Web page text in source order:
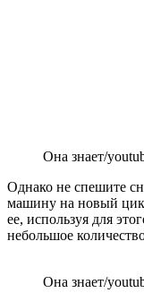
Она знает/
Однако не спешите
машину на новый
ее, используя для
небольшое
Она знает/